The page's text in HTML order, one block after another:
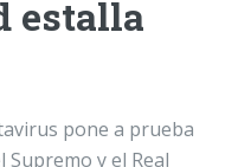
estalla
pone a prueba
y el Real